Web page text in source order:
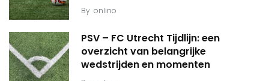
By onlino
PSV – FC Utrecht Tijdlijn: een
overzicht van belangrijke
wedstrijden en momenten